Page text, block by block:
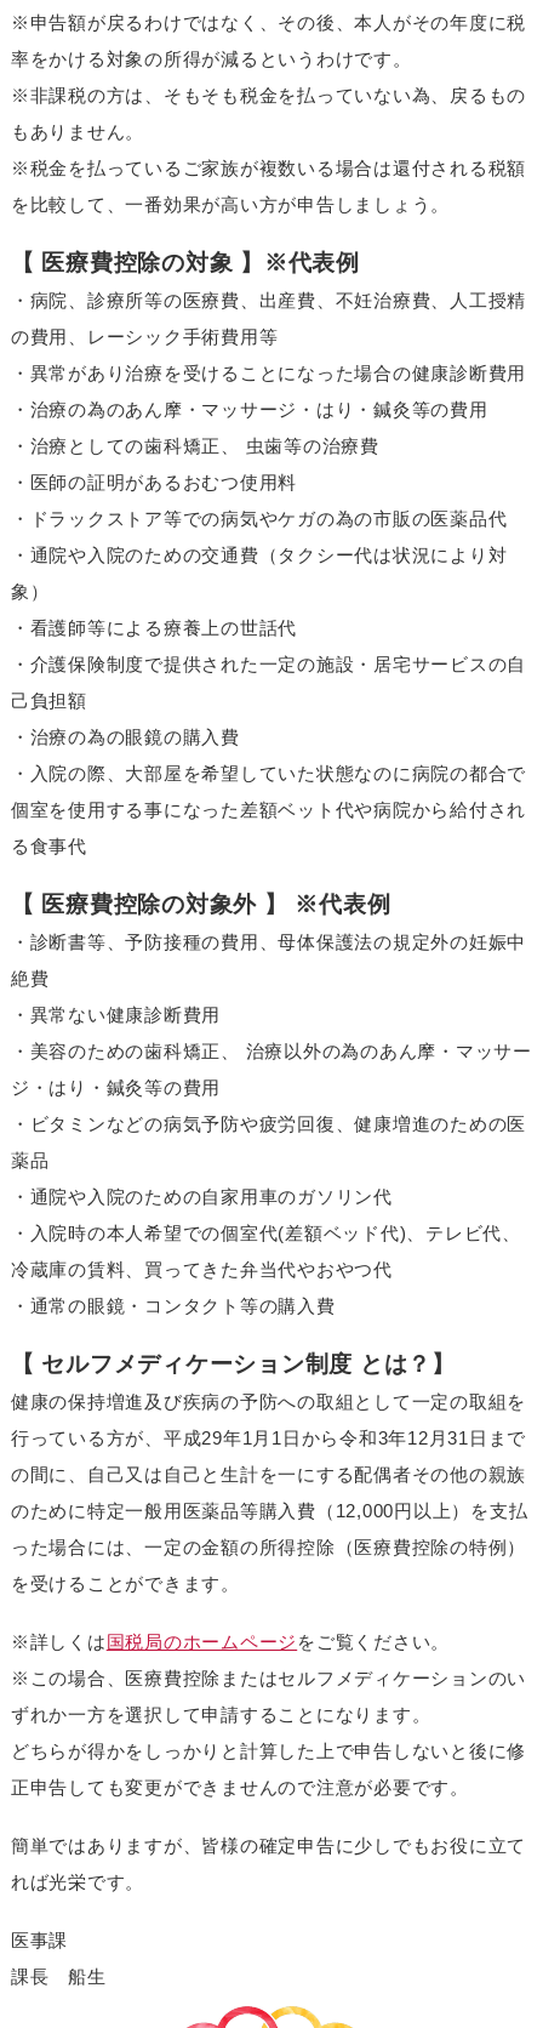
※申告額が戻るわけではなく、その後、本人がその年度に税
率をかける対象の所得が減るというわけです。
※非課税の方は、そもそも税金を払っていない為、戻るもの
もありません。
※税金を払っているご家族が複数いる場合は還付される税額
を比較して、一番効果が高い方が申告しましょう。
【 医療費控除の対象 】※代表例
・病院、診療所等の医療費、出産費、不妊治療費、人工授精
の費用、レーシック手術費用等
・異常があり治療を受けることになった場合の健康診断費用
・治療の為のあん摩・マッサージ・はり・鍼灸等の費用
・治療としての歯科矯正、 虫歯等の治療費
・医師の証明があるおむつ使用料
・ドラックストア等での病気やケガの為の市販の医薬品代
・通院や入院のための交通費（タクシー代は状況により対
象）
・看護師等による療養上の世話代
・介護保険制度で提供された一定の施設・居宅サービスの自
己負担額
・治療の為の眼鏡の購入費
・入院の際、大部屋を希望していた状態なのに病院の都合で
個室を使用する事になった差額ベット代や病院から給付され
る食事代
【 医療費控除の対象外 】 ※代表例
・診断書等、予防接種の費用、母体保護法の規定外の妊娠中
絶費
・異常ない健康診断費用
・美容のための歯科矯正、 治療以外の為のあん摩・マッサー
ジ・はり・鍼灸等の費用
・ビタミンなどの病気予防や疲労回復、健康増進のための医
薬品
・通院や入院のための自家用車のガソリン代
・入院時の本人希望での個室代(差額ベッド代)、テレビ代、
冷蔵庫の賃料、買ってきた弁当代やおやつ代
・通常の眼鏡・コンタクト等の購入費
【 セルフメディケーション制度 とは？】
健康の保持増進及び疾病の予防への取組として一定の取組を
行っている方が、平成29年1月1日から令和3年12月31日まで
の間に、自己又は自己と生計を一にする配偶者その他の親族
のために特定一般用医薬品等購入費（12,000円以上）を支払
った場合には、一定の金額の所得控除（医療費控除の特例）
を受けることができます。
※詳しくは国税局のホームページ をご覧ください。
※この場合、医療費控除またはセルフメディケーションのい
ずれか一方を選択して申請することになります。
どちらが得かをしっかりと計算した上で申告しないと後に修
正申告しても変更ができませんので注意が必要です。
簡単ではありますが、皆様の確定申告に少しでもお役に立て
れば光栄です。
医事課
課長 船生